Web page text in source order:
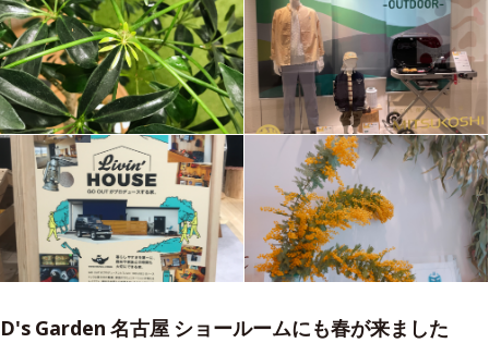
D's Garden 名古屋 ショールームにも春が来ました